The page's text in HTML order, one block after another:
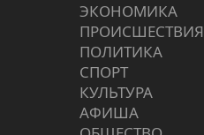
ЭКОНОМИКА
ПРОИCШЕСТВИЯ
ПОЛИТИКА
СПОРТ
КУЛЬТУРА
АФИША